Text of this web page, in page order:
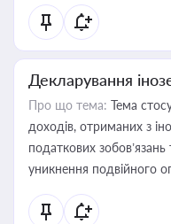
Декларування
Про що тема: Тема
доходів, отриманих з
податкових
уникнення подвійного